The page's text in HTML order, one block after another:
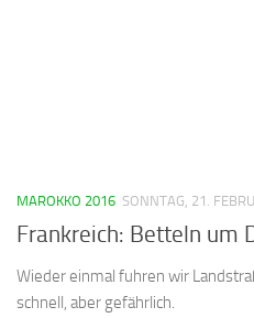
MAROKKO 2016 SONNTAG, 21.
Frankreich: Betteln um
Wieder einmal fuhren wir
schnell, aber gefährlich.